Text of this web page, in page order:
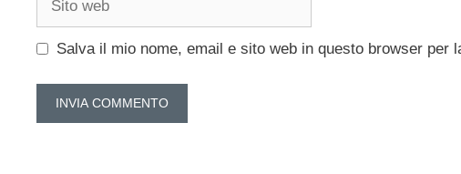
Salva il mio nome, email e sito web in questo browser per